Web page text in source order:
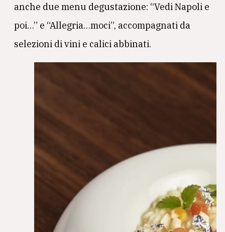
anche due menu degustazione: “Vedi Napoli e
poi…” e “Allegria…moci”, accompagnati da
selezioni di vini e calici abbinati.